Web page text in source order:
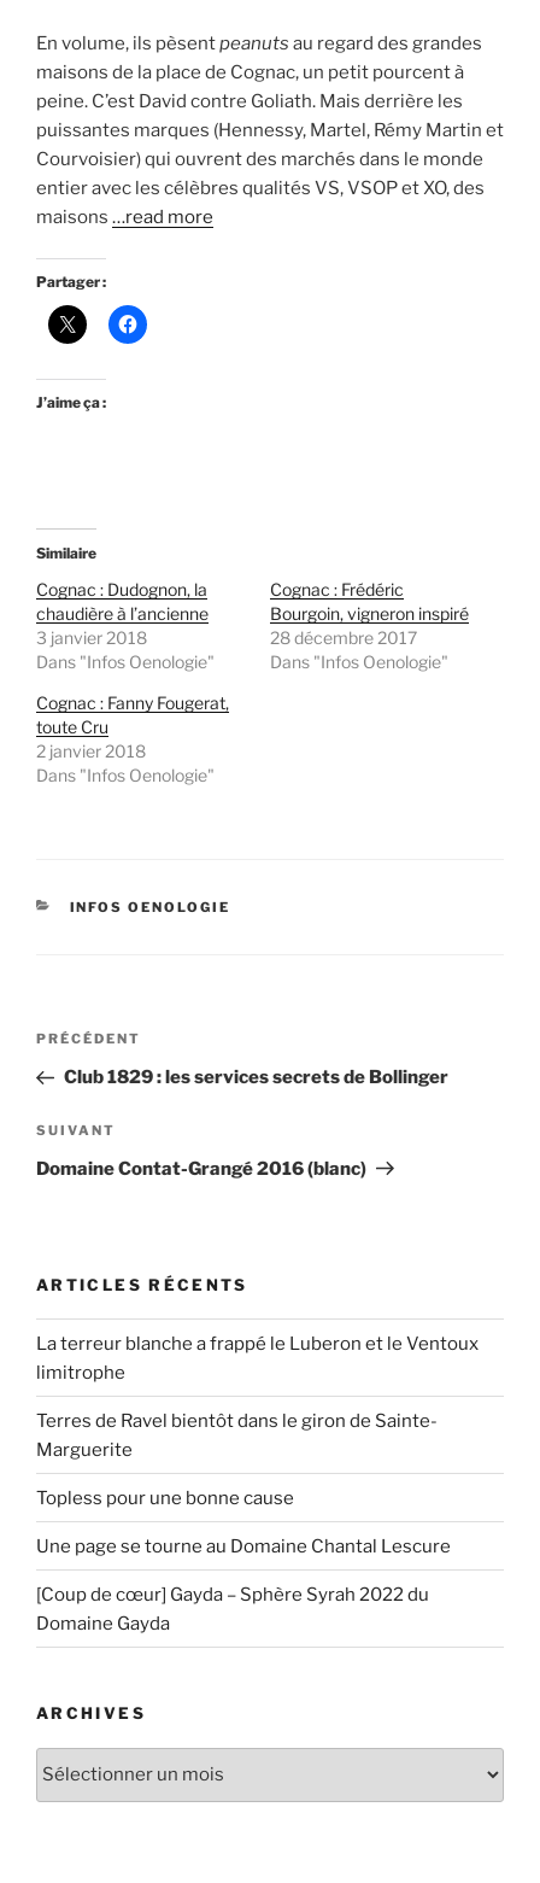
En volume, ils pèsentpeanuts au regard des grandes
maisons de la place de Cognac, un petit pourcent à
peine. C’est David contre Goliath. Mais derrière les
puissantes marques (Hennessy, Martel, Rémy Martin et
Courvoisier) qui ouvrent des marchés dans le monde
entier avec les célèbres qualités VS, VSOP et XO, des
maisons …read more
Partager :
J’aime ça :
Similaire
Cognac : Dudognon, la
chaudière à l’ancienne
3 janvier 2018
Dans "Infos Oenologie"
Cognac : Frédéric
Bourgoin, vigneron inspiré
28 décembre 2017
Dans "Infos Oenologie"
Cognac : Fanny Fougerat,
toute Cru
2 janvier 2018
Dans "Infos Oenologie"
CATÉGORIES
INFOS OENOLOGIE
Navigation
l’article
Article
précédent
PRÉCÉDENT
Club 1829 : les services secrets de Bollinger
Article
suivant
SUIVANT
Domaine Contat-Grangé 2016 (blanc)
ARTICLES RÉCENTS
La terreur blanche a frappé le Luberon et le Ventoux
limitrophe
Terres de Ravel bientôt dans le giron de Sainte-
Marguerite
Topless pour une bonne cause
Une page se tourne au Domaine Chantal Lescure
[Coup de cœur] Gayda – Sphère Syrah 2022 du
Domaine Gayda
ARCHIVES